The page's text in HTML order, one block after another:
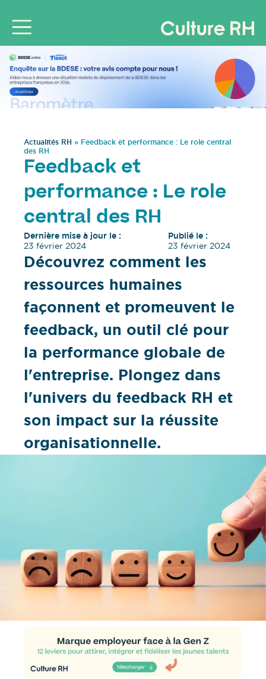
Actualités RH » Feedback et performance : Le role central
des RH
Feedback et
performance : Le role
central des RH
Dernière mise à jour le :
23 février 2024
Publié le :
23 février 2024
Découvrez comment les
ressources humaines
façonnent et promeuvent le
feedback, un outil clé pour
la performance globale de
l'entreprise. Plongez dans
l'univers du feedback RH et
son impact sur la réussite
organisationnelle.